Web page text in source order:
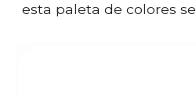
esta paleta de colores